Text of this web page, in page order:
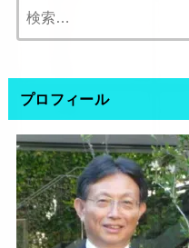
プロフィール